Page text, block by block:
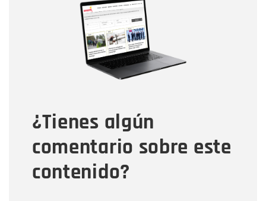
¿Tienes algún
comentario sobre este
contenido?
Correo electrónico
Tipo de comentario
Mensaje